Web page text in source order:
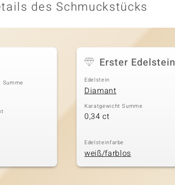
des Schmuckstücks
Summe
Erster Edelstein
Edelstein
Diamant
Karatgewicht Summe
0,34 ct
Edelsteinfarbe
weiß/farblos